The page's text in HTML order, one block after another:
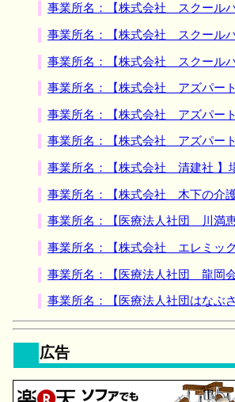
事業所名：【株式会社 スクール
事業所名：【株式会社 スクール
事業所名：【株式会社 スクール
事業所名：【株式会社 アズパー
事業所名：【株式会社 アズパー
事業所名：【株式会社 アズパー
事業所名：【株式会社 清建社 】
事業所名：【株式会社 木下の介
事業所名：【医療法人社団 川満
事業所名：【株式会社 エレミッ
事業所名：【医療法人社団 龍岡
事業所名：【医療法人社団はなぶ
広告